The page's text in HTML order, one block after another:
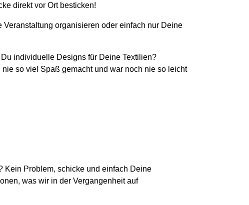
direkt vor Ort besticken!
organisieren oder einfach nur Deine
individuelle Designs für Deine Textilien?
so viel Spaß gemacht und war noch nie so leicht
Kein Problem, schicke und einfach Deine
was wir in der Vergangenheit auf